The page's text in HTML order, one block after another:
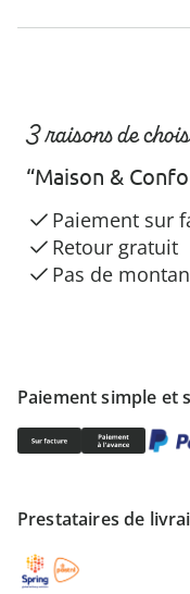
Paiement simple et
Prestataires de
3 raisons de
“Maison &
Paiement sur
Retour gratuit
Pas de